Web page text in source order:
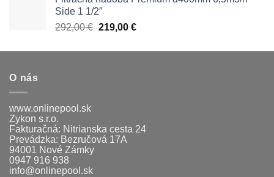
1690,00 €.1566,00 €.
Side 1 1/2″
292,00€ Pôvodná
bola:
219,00 €Aktuálna
je:
O nás
www.onlinepool.sk
Zykon s.r.o.
Fakturačná: Nitrianska cesta 24
Prevádzka: Bezručová 17A
94001 Nové Zámky
0947 916 938
info@onlinepool.sk